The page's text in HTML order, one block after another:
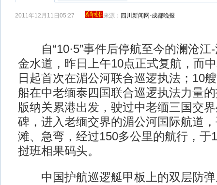
2011年12月11日05:27 来源： 四川新闻网-成都晚报
自“10·5”事件后停航至今的澜沧江-
金水道，昨日上午10点正式复航，而
日起首次在湄公河联合巡逻执法；10
船在中老缅泰四国联合巡逻执法力量
版纳关累港出发，驶过中老缅三国交
碑，进入老缅交界的湄公河国际航道
滩、急弯，经过150多公里的航行，于
挝班相果码头。
中国护航巡逻艇甲板上的双层防弹